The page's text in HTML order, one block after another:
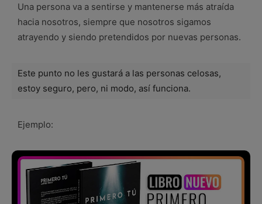
Una persona va a sentirse y mantenerse más atraída
hacia nosotros, siempre que nosotros sigamos
atrayendo y siendo pretendidos por nuevas personas.
Este punto no les gustará a las personas celosas,
estoy seguro, pero, ni modo, así funciona.
Ejemplo: